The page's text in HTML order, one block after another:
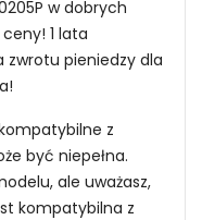
w dobrych
1 lata
pieniedzy dla
z
być niepełna.
ale uważasz,
kompatybilna z